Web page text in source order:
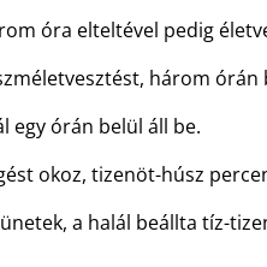
óra elteltével pedig
három órán
egy órán belül áll be.
okoz, tizenöt-húsz
a halál beállta tíz-